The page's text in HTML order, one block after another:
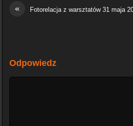
« Fotorelacja z warsztatów 31 maja
Odpowiedz